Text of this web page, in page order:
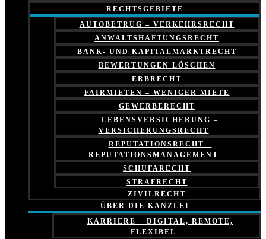
RECHTSGEBIETE
AUTOBETRUG – VERKEHRSRECHT
ANWALTSHAFTUNGSRECHT
BANK- UND KAPITALMARKTRECHT
BEWERTUNGEN LÖSCHEN
ERBRECHT
FAIRMIETEN – WENIGER MIETE
GEWERBERECHT
LEBENSVERSICHERUNG –
VERSICHERUNGSRECHT
REPUTATIONSRECHT –
REPUTATIONSMANAGEMENT
SCHUFARECHT
STRAFRECHT
ZIVILRECHT
ÜBER DIE KANZLEI
KARRIERE – DIGITAL, REMOTE,
FLEXIBEL